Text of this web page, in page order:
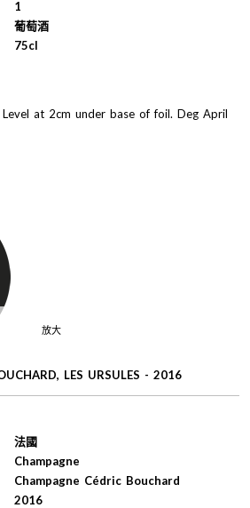
1
葡萄酒
75cl
at 2cm under base of foil. Deg April
放大
LES URSULES - 2016
法國
Champagne
Champagne Cédric Bouchard
2016